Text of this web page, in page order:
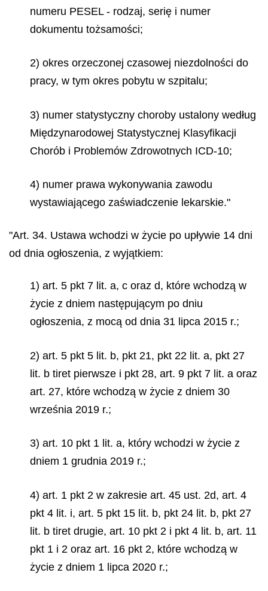
numeru PESEL - rodzaj, serię i numer
dokumentu tożsamości;
2) okres orzeczonej czasowej niezdolności do
pracy, w tym okres pobytu w szpitalu;
3) numer statystyczny choroby ustalony według
Międzynarodowej Statystycznej Klasyfikacji
Chorób i Problemów Zdrowotnych ICD-10;
4) numer prawa wykonywania zawodu
wystawiającego zaświadczenie lekarskie."
"Art. 34. Ustawa wchodzi w życie po upływie 14 dni
od dnia ogłoszenia, z wyjątkiem:
1) art. 5 pkt 7 lit. a, c oraz d, które wchodzą w
życie z dniem następującym po dniu
ogłoszenia, z mocą od dnia 31 lipca 2015 r.;
2) art. 5 pkt 5 lit. b, pkt 21, pkt 22 lit. a, pkt 27
lit. b tiret pierwsze i pkt 28, art. 9 pkt 7 lit. a oraz
art. 27, które wchodzą w życie z dniem 30
września 2019 r.;
3) art. 10 pkt 1 lit. a, który wchodzi w życie z
dniem 1 grudnia 2019 r.;
4) art. 1 pkt 2 w zakresie art. 45 ust. 2d, art. 4
pkt 4 lit. i, art. 5 pkt 15 lit. b, pkt 24 lit. b, pkt 27
lit. b tiret drugie, art. 10 pkt 2 i pkt 4 lit. b, art. 11
pkt 1 i 2 oraz art. 16 pkt 2, które wchodzą w
życie z dniem 1 lipca 2020 r.;